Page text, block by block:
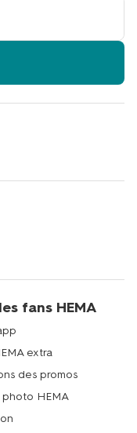
fans HEMA
extra
des promos
HEMA